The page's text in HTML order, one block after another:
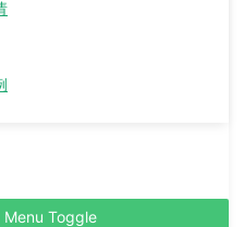
Menu Toggle